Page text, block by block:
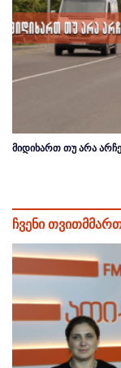
მიდიხართ თუ არა
ჩვენი